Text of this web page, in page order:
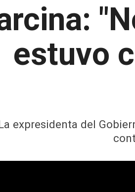
estuvo
expresidenta del